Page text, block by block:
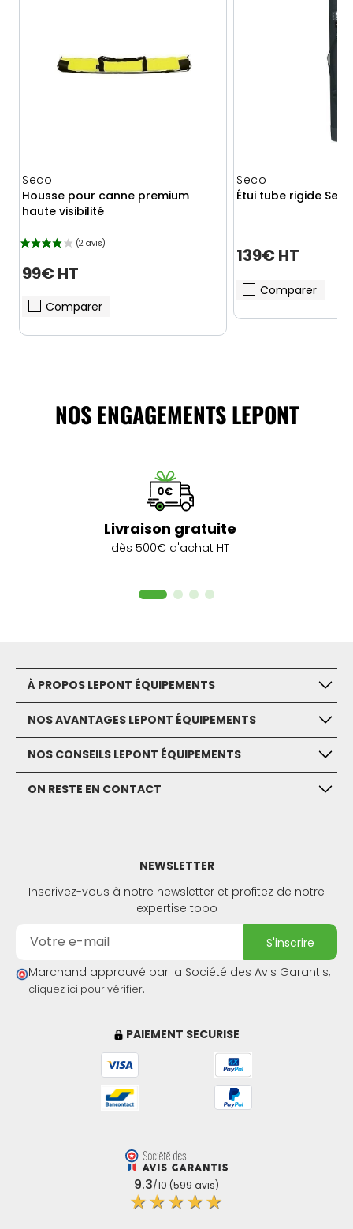
Seco
Housse pour canne premium
haute visibilité
(2 avis)
99€ HT
Comparer
Seco
Étui tube rigide
139€ HT
Comparer
NOS ENGAGEMENTS LEPONT
Livraison gratuite
dès 500€ d'achat HT
À PROPOS LEPONT ÉQUIPEMENTS
NOS AVANTAGES LEPONT ÉQUIPEMENTS
NOS CONSEILS LEPONT ÉQUIPEMENTS
ON RESTE EN CONTACT
PAIEMENT SECURISE
9.3/10 (599 avis)
★★★★★
NEWSLETTER
Inscrivez-vous à notre newsletter et profitez de notre
expertise topo
s'inscrire
Marchand approuvé par la Société des Avis Garantis,
cliquez ici pour vérifier.